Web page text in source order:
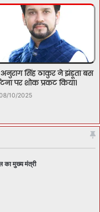
अनुराग सिंह ठाकुर ने झंडूता बस
पर शोक प्रकट किया।
10/2025
का मुख्य मंत्री